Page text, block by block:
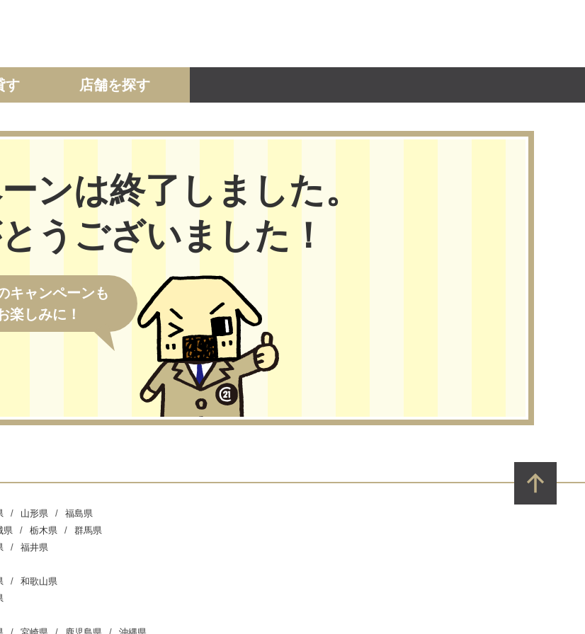
マンション 土地 事業投資用
す 店舗を探す
ンは終了しました。
うございました！
キャンペーンも
楽しみに！
山形県 福島県
県 栃木県 群馬県
福井県
和歌山県